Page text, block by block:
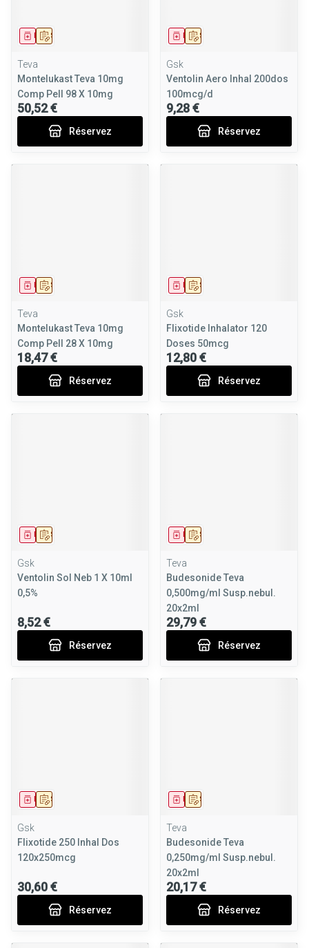
Sur prescription
Médicament
Teva
Montelukast Teva 10mg
Comp Pell 98 X 10mg
50,52 €
Réservez
Sur prescription
Médicament
Gsk
Ventolin Aero Inhal 200dos
100mcg/d
9,28 €
Réservez
Sur prescription
Médicament
Teva
Montelukast Teva 10mg
Comp Pell 28 X 10mg
18,47 €
Réservez
Sur prescription
Médicament
Gsk
Flixotide Inhalator 120
Doses 50mcg
12,80 €
Réservez
Sur prescription
Médicament
Gsk
Ventolin Sol Neb 1 X 10ml
0,5%
8,52 €
Réservez
Sur prescription
Médicament
Teva
Budesonide Teva
0,500mg/ml Susp.nebul.
20x2ml
29,79 €
Réservez
Sur prescription
Médicament
Gsk
Flixotide 250 Inhal Dos
120x250mcg
30,60 €
Réservez
Sur prescription
Médicament
Teva
Budesonide Teva
0,250mg/ml Susp.nebul.
20x2ml
20,17 €
Réservez